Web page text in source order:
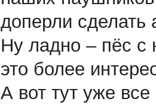
доперли
Ну ладно – пёс с
это более
А вот тут уже